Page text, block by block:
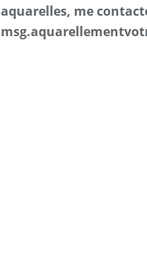
aquarelles, me